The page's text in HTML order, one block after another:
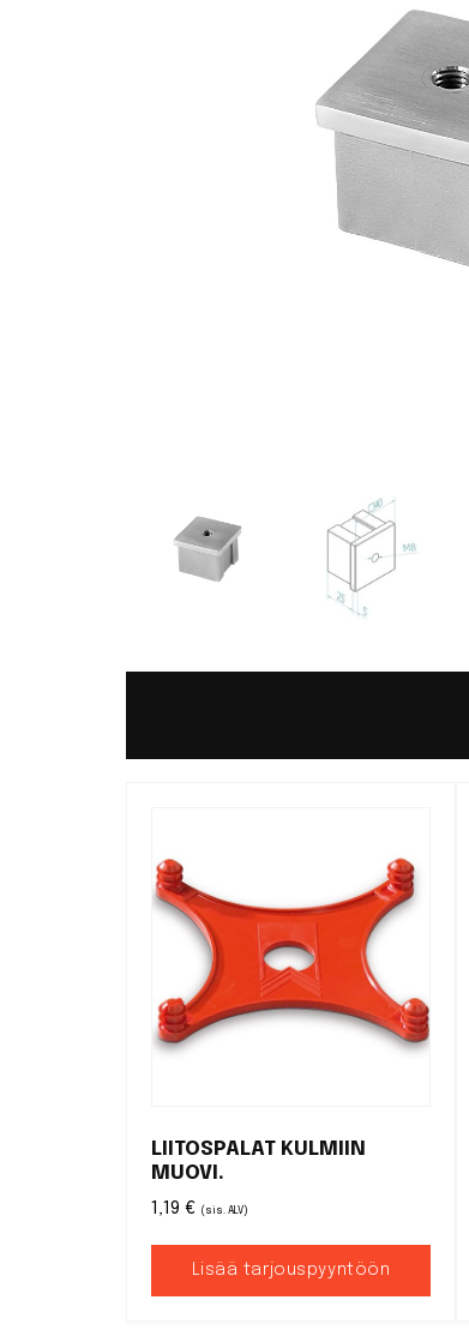
LIITOSPALAT KULMIIN
MUOVI.
1,19 € (sis. ALV)
Lisää tarjouspyyntöön